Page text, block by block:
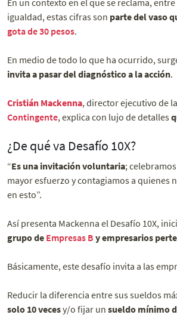
igualdad, estas cifras son parte del vaso
gota de 30 pesos.
En medio de todo lo que ha ocurrido,
invita a pasar del diagnóstico a la acción.
Cristián Mackenna, director ejecutivo de
Contingente, explica con lujo de detalles
¿De qué va Desafío 10X?
“Es una invitación voluntaria;
mayor esfuerzo y contagiamos a quienes
en esto”.
Así presenta Mackenna el Desafío 10X,
grupo de Empresas B y empresarios
Básicamente, este desafío invita a las
Reducir la diferencia entre sus sueldos
solo 10 vecesy/o fijar un sueldo mínimo